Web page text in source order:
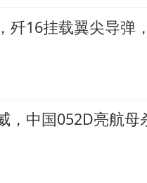
歼16挂载翼尖导弹
，中国052D亮航母